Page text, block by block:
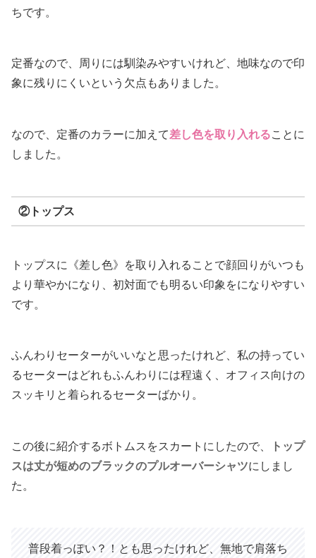
ちです。
定番なので、周りには馴染みやすいけれど、地味なので印
象に残りにくいという欠点もありました。
なので、定番のカラーに加えて差し色を取り入れることに
しました。
②トップス
トップスに《差し色》を取り入れることで顔回りがいつも
より華やかになり、初対面でも明るい印象をになりやすい
です。
ふんわりセーターがいいなと思ったけれど、私の持ってい
るセーターはどれもふんわりには程遠く、オフィス向けの
スッキリと着られるセーターばかり。
この後に紹介するボトムスをスカートにしたので、
トップ
スは丈が短めのブラックのプルオーバーシャツにしまし
た。
普段着っぽい？！とも思ったけれど、無地で肩落ち